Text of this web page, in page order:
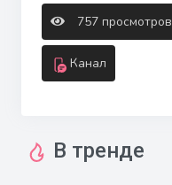
757 просмотров
Канал
В тренде